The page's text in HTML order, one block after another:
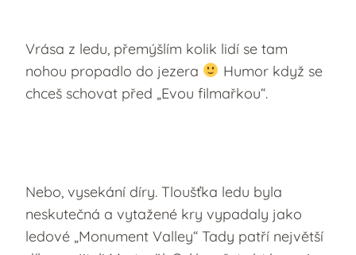
Vrása z ledu, přemýšlím kolik lidí se tam
nohou propadlo do jezera
Humor když se
chceš schovat před „Evou filmařkou“.
Nebo, vysekání díry. Tloušťka ledu byla
neskutečná a vytažené kry vypadaly jako
ledové „Monument Valley“ Tady patří největší